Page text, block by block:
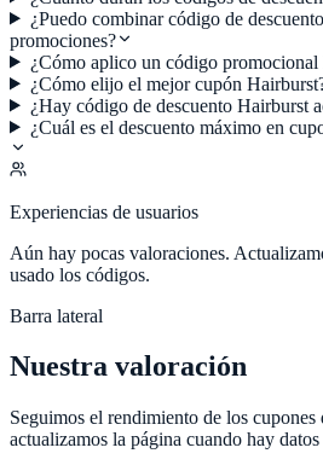
¿Puedo combinar código de
promociones?
¿Cómo aplico un código promocional
¿Cómo elijo el mejor cupón
¿Hay código de descuento Hairburst
¿Cuál es el descuento máximo en
Experiencias de usuarios
Aún hay pocas valoraciones.
usado los códigos.
Barra lateral
Nuestra valoración
Seguimos el rendimiento de los cupones
actualizamos la página cuando hay